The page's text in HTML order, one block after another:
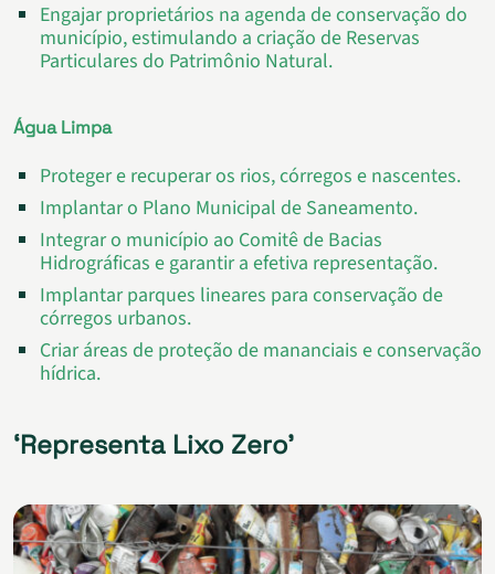
Engajar proprietários na agenda de conservação do
município, estimulando a criação de Reservas
Particulares do Patrimônio Natural.
Água Limpa
Proteger e recuperar os rios, córregos e nascentes.
Implantar o Plano Municipal de Saneamento.
Integrar o município ao Comitê de Bacias
Hidrográficas e garantir a efetiva representação.
Implantar parques lineares para conservação de
córregos urbanos.
Criar áreas de proteção de mananciais e conservação
hídrica.
‘Representa Lixo Zero’